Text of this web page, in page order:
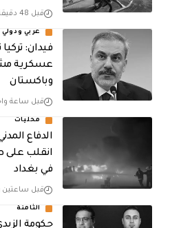
قبل 48 دقيقة
عربي ودولي
فيدان:
عسكرية
وباكستان
قبل ساعة
محليات
الدفاع
انقلب على
في بغداد
قبل ساعتين
الثامنة
حكومة